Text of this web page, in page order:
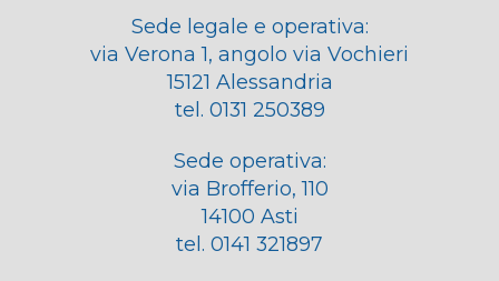
Sede legale e operativa:
via Verona 1, angolo via Vochieri
15121 Alessandria
tel. 0131 250389
Sede operativa:
via Brofferio, 110
14100 Asti
tel. 0141 321897